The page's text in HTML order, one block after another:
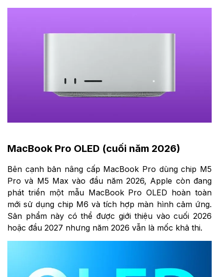
MacBook Pro OLED (cuối năm 2026)
Bên cạnh bản nâng cấp MacBook Pro dùng chip M5
Pro và M5 Max vào đầu năm 2026, Apple còn đang
phát triển một mẫu MacBook Pro OLED hoàn toàn
mới sử dụng chip M6 và tích hợp màn hình cảm ứng.
Sản phẩm này có thể được giới thiệu vào cuối 2026
hoặc đầu 2027 nhưng năm 2026 vẫn là mốc khả thi.